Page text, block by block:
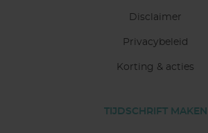
Disclaimer
Privacybeleid
Korting & acties
TIJDSCHRIFT MAKEN